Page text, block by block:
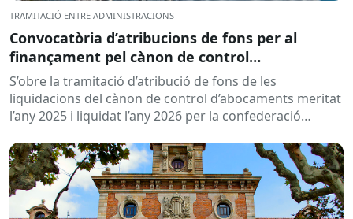
TRAMITACIÓ ENTRE ADMINISTRACIONS
Convocatòria d’atribucions de fons per al
finançament pel cànon de control
d’abocaments meritat l’any 2025 i liquidat l’any
2026
S’obre la tramitació d’atribució de fons de les
liquidacions del cànon de control d’abocaments meritat
l’any 2025 i liquidat l’any 2026 per la confederació